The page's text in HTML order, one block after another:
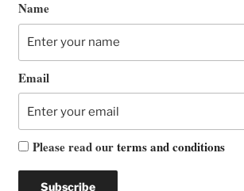
Name
Email
Please read ourterms and conditions